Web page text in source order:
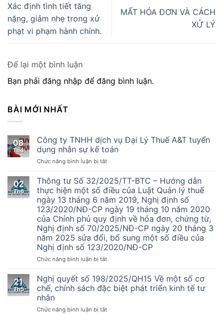
Xác định tình tiết tăng
nặng, giảm nhẹ trong xử
phạt vi phạm hành chính.
MẤT HÓA ĐƠN VÀ CÁCH
XỬ LÝ
Để lại một bình luận
Bạn phải đăng nhập để đăng bình luận.
BÀI MỚI NHẤT
08
Th4
Công ty TNHH dịch vụ Đại Lý Thuế A&T tuyển
dụng nhân sự kế toán
Chức năng bình luận bị tắtở
ty
TNHH
dịch
vụ
Đại
Lý
Thuế
A&T
tuyển
nhân
kế
toán
02
Th6
Thông tư Số 32/2025/TT-BTC – Hướng dẫn
thực hiện một số điều của Luật Quản lý thuế
ngày 13 tháng 6 năm 2019, Nghị định số
123/2020/NĐ-CP ngày 19 tháng 10 năm 2020
của Chính phủ quy định về hóa đơn, chứng từ,
Nghị định số 70/2025/NĐ-CP ngày 20 tháng 3
năm 2025 sửa đổi, bổ sung một số điều của
Nghị định số 123/2020/NĐ-CP
Chức năng bình luận bị tắtở
tư
32/2025/TT-
–
21
Th5
Nghị quyết số 198/2025/QH15 Về một số cơ
chế, chính sách đặc biệt phát triển kinh tế tư
nhân
Chức năng bình luận bị tắtở